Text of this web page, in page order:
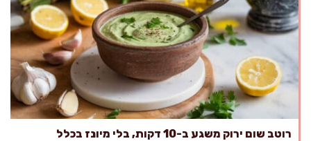
רוטב שום ירוק משגע ב-10 דקות, בלי מיונז בכלל